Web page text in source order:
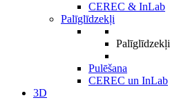
CEREC & InLab
Palīglīdzekļi
Palīglīdzekļi
Pulēšana
CEREC un InLab
3D